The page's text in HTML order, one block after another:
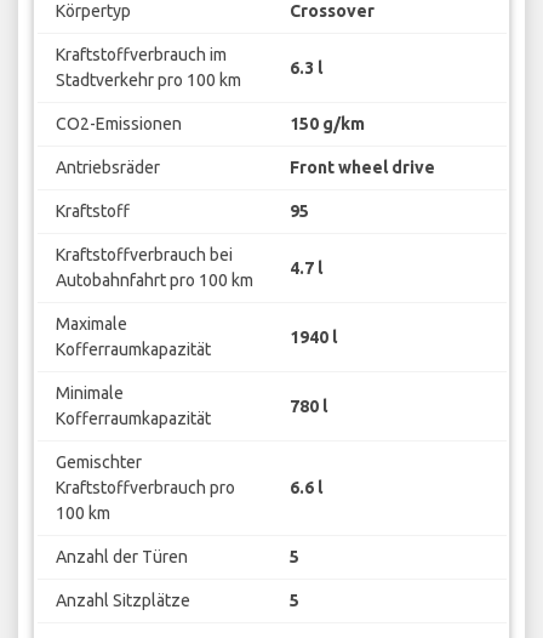
Körpertyp Crossover
Kraftstoffverbrauch im
Stadtverkehr pro 100 km
6.3 l
CO2-Emissionen 150 g/km
Antriebsräder Front wheel drive
Kraftstoff 95
Kraftstoffverbrauch bei
Autobahnfahrt pro 100 km
4.7 l
Maximale
Kofferraumkapazität
1940 l
Minimale
Kofferraumkapazität
780 l
Gemischter
Kraftstoffverbrauch pro
100 km
6.6 l
Anzahl der Türen 5
Anzahl Sitzplätze 5